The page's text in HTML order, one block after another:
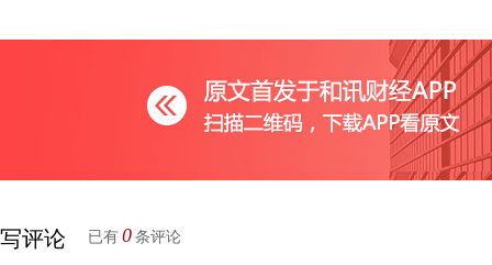
写评论 已有 0 条评论